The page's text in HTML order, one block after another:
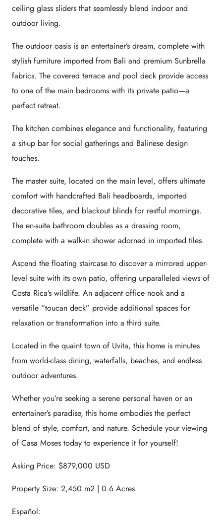
ceiling glass sliders that seamlessly blend indoor and
outdoor living.
The outdoor oasis is an entertainer’s dream, complete with
stylish furniture imported from Bali and premium Sunbrella
fabrics. The covered terrace and pool deck provide access
to one of the main bedrooms with its private patio—a
perfect retreat.
The kitchen combines elegance and functionality, featuring
a sit-up bar for social gatherings and Balinese design
touches.
The master suite, located on the main level, offers ultimate
comfort with handcrafted Bali headboards, imported
decorative tiles, and blackout blinds for restful mornings.
The en-suite bathroom doubles as a dressing room,
complete with a walk-in shower adorned in imported tiles.
Ascend the floating staircase to discover a mirrored upper-
level suite with its own patio, offering unparalleled views of
Costa Rica’s wildlife. An adjacent office nook and a
versatile “toucan deck” provide additional spaces for
relaxation or transformation into a third suite.
Located in the quaint town of Uvita, this home is minutes
from world-class dining, waterfalls, beaches, and endless
outdoor adventures.
Whether you’re seeking a serene personal haven or an
entertainer’s paradise, this home embodies the perfect
blend of style, comfort, and nature. Schedule your viewing
of Casa Moses today to experience it for yourself!
Asking Price: $879,000 USD
Property Size: 2,450 m2 | 0.6 Acres
Español: